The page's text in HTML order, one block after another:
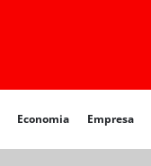
Economia Empresa